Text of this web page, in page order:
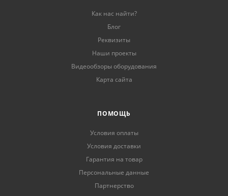
Как нас найти?
Блог
Реквизиты
Наши проекты
Видеообзоры оборудования
Карта сайта
ПОМОЩЬ
Условия оплаты
Условия доставки
Гарантия на товар
Персональные данные
Партнерство